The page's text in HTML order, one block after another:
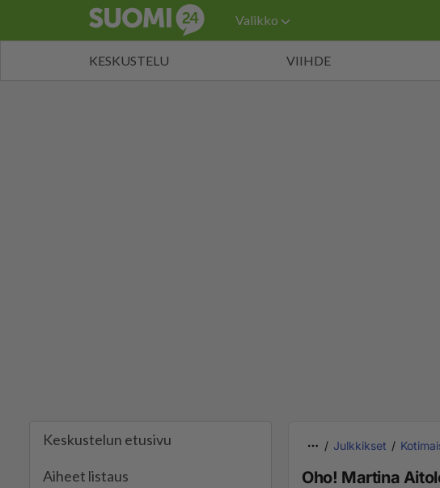
Valikko
KESKUSTELU VIIHDE
Keskustelun etusivu
Aiheet listaus
Julkkikset
Oho! Martina